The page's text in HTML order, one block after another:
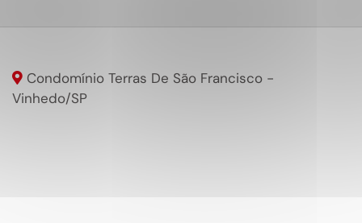
Condomínio Terras De São Francisco -
Vinhedo/SP